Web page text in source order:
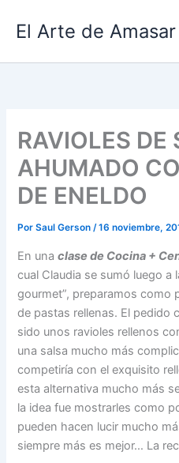
El Arte de Amasar
RAVIOLES DE
AHUMADO
DE ENELDO
PorSaul Gerson/16 noviembre,
En unaclase de Cocina +
cual Claudia se sumó luego a
gourmet”, preparamos como
de pastas rellenas. El pedido
sido unos ravioles rellenos
una salsa mucho más
competiría con el exquisito
esta alternativa mucho más
la idea fue mostrarles como
pueden hacen lucir mucho
siempre más es mejor… La